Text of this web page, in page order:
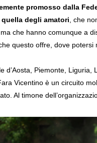
promosso dalla
degli amatori , che
che hanno comunque a
questo offre, dove
d’Aosta, Piemonte, Liguria,
Vicentino è un circuito
Al timone